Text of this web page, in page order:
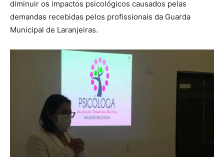
diminuir os impactos psicológicos causados pelas
demandas recebidas pelos profissionais da Guarda
Municipal de Laranjeiras.